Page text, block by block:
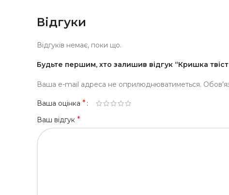
Відгуки
Відгуків немає, поки що.
Будьте першим, хто залишив відгук “Кришка
Ваша e-mail адреса не оприлюднюватиметься.
Ваша оцінка *
Ваш відгук *